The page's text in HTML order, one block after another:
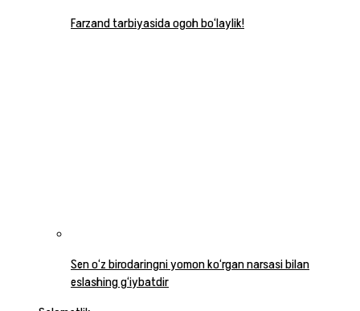
Farzand tarbiyasida ogoh bo‘laylik!
Sen o‘z birodaringni yomon ko‘rgan narsasi bilan
eslashing g‘iybatdir